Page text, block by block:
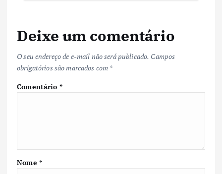
Deixe um comentário
O seu endereço de e-mail não será publicado. Campos
obrigatórios são marcados com *
Comentário *
Nome *